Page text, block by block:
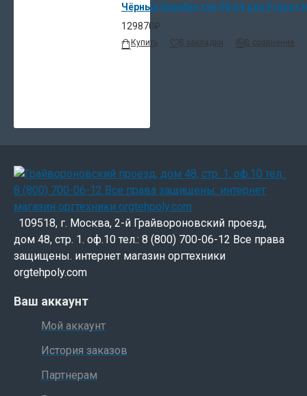
http://www.orgtehpoly.com
техники, вы продлеваете срок службы КМА и не потеряете в
качестве печати документов или изображений.
Всегда предупреждаем своих клиентов ,что при
использовании неоригинальных расходных материалов есть
ВЕЛИКИЙ риск загубить печатающее оборудования ,что
приведёт к замене печки, ремня переноса изображения
,фотобарабанов и т.д.
Чёрный барабан тип 90 A4 для Priport
129870₽
Купить В закладки В сравнение
109518, г. Москва, 2-й Грайвороновский проезд,
дом 48, стр. 1. оф.10 тел.: 8 (800) 700-06-12 Все права
защищены. интернет магазин оргтехники
orgtehpoly.com
Ваш аккаунт
Мой аккаунт
История заказов
Партнерам